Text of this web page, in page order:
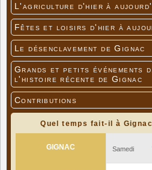
L'agriculture d'hier à
Fêtes et loisirs d'hier à
Le désenclavement de Gignac
Grands et petits événements
l'histoire récente de Gignac
Contributions
Quel temps fait-il à